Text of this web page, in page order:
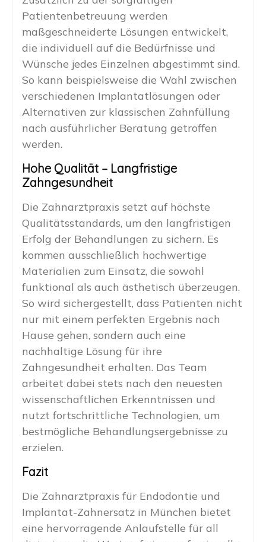
Patientenbetreuung werden
maßgeschneiderte Lösungen entwickelt,
die individuell auf die Bedürfnisse und
Wünsche jedes Einzelnen abgestimmt sind.
So kann beispielsweise die Wahl zwischen
verschiedenen Implantatlösungen oder
Alternativen zur klassischen Zahnfüllung
nach ausführlicher Beratung getroffen
werden.
Hohe Qualität – Langfristige
Zahngesundheit
Die Zahnarztpraxis setzt auf höchste
Qualitätsstandards, um den langfristigen
Erfolg der Behandlungen zu sichern. Es
kommen ausschließlich hochwertige
Materialien zum Einsatz, die sowohl
funktional als auch ästhetisch überzeugen.
So wird sichergestellt, dass Patienten nicht
nur mit einem perfekten Ergebnis nach
Hause gehen, sondern auch eine
nachhaltige Lösung für ihre
Zahngesundheit erhalten. Das Team
arbeitet dabei stets nach den neuesten
wissenschaftlichen Erkenntnissen und
nutzt fortschrittliche Technologien, um
bestmögliche Behandlungsergebnisse zu
erzielen.
Fazit
Die Zahnarztpraxis für Endodontie und
Implantat-Zahnersatz in München bietet
eine hervorragende Anlaufstelle für all